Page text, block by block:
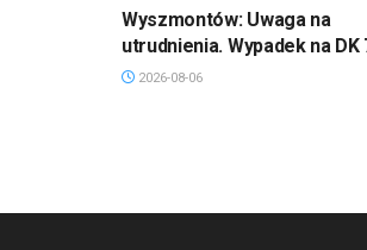
Wyszmontów: Uwaga na
utrudnienia. Wypadek na DK
2026-08-06